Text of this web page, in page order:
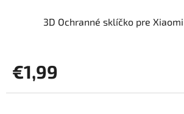
3D Ochranné sklíčko pre
€1,99